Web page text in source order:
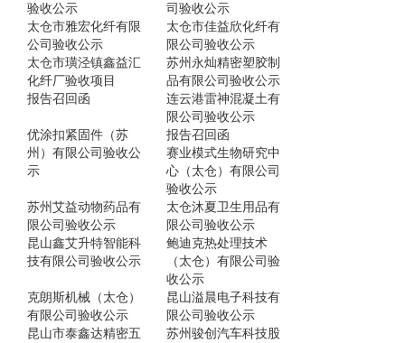
验收公示
司验收公示
太仓市雅宏化纤有限
公司验收公示
太仓市佳益欣化纤有
限公司验收公示
太仓市璜泾镇鑫益汇
化纤厂验收项目
苏州永灿精密塑胶制
品有限公司验收公示
报告召回函
连云港雷神混凝土有
限公司验收公示
优涂扣紧固件（苏
州）有限公司验收公
示
报告召回函
赛业模式生物研究中
心（太仓）有限公司
验收公示
苏州艾益动物药品有
限公司验收公示
太仓沐夏卫生用品有
限公司验收公示
昆山鑫艾升特智能科
技有限公司验收公示
鲍迪克热处理技术
（太仓）有限公司验
收公示
克朗斯机械（太仓）
有限公司验收公示
昆山溢晨电子科技有
限公司验收公示
昆山市泰鑫达精密五
苏州骏创汽车科技股